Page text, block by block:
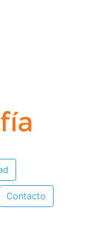
Contacto